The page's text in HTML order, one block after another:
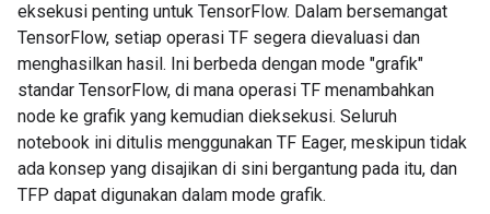
eksekusi penting untuk TensorFlow. Dalam bersemangat
TensorFlow, setiap operasi TF segera dievaluasi dan
menghasilkan hasil. Ini berbeda dengan mode "grafik"
standar TensorFlow, di mana operasi TF menambahkan
node ke grafik yang kemudian dieksekusi. Seluruh
notebook ini ditulis menggunakan TF Eager, meskipun tidak
ada konsep yang disajikan di sini bergantung pada itu, dan
TFP dapat digunakan dalam mode grafik.